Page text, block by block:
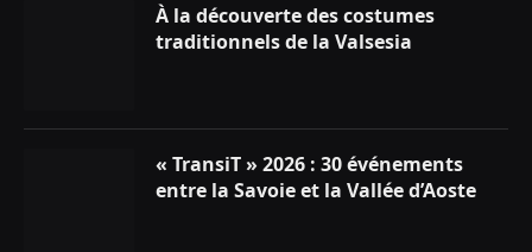
À la découverte des costumes
traditionnels de la Valsesia
« TransiT » 2026 : 30 événements
entre la Savoie et la Vallée d’Aoste